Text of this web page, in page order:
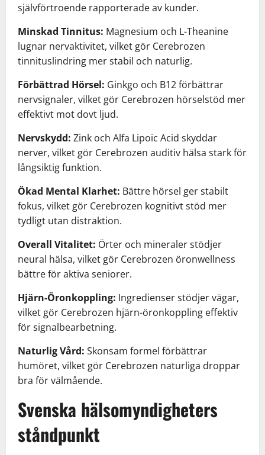
självförtroende rapporterade av kunder.
Minskad Tinnitus: Magnesium och L-Theanine
lugnar nervaktivitet, vilket gör Cerebrozen
tinnituslindring mer stabil och naturlig.
Förbättrad Hörsel: Ginkgo och B12 förbättrar
nervsignaler, vilket gör Cerebrozen hörselstöd mer
effektivt mot dovt ljud.
Nervskydd: Zink och Alfa Lipoic Acid skyddar
nerver, vilket gör Cerebrozen auditiv hälsa stark för
långsiktig funktion.
Ökad Mental Klarhet: Bättre hörsel ger stabilt
fokus, vilket gör Cerebrozen kognitivt stöd mer
tydligt utan distraktion.
Overall Vitalitet: Örter och mineraler stödjer
neural hälsa, vilket gör Cerebrozen öronwellness
bättre för aktiva seniorer.
Hjärn-Öronkoppling: Ingredienser stödjer vägar,
vilket gör Cerebrozen hjärn-öronkoppling effektiv
för signalbearbetning.
Naturlig Vård: Skonsam formel förbättrar
humöret, vilket gör Cerebrozen naturliga droppar
bra för välmående.
Svenska hälsomyndigheters
ståndpunkt